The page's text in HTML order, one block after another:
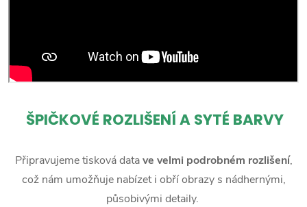
ŠPIČKOVÉ ROZLIŠENÍ A SYTÉ BARVY
Připravujeme tisková datave velmi podrobném rozlišení,
což nám umožňuje nabízet i obří obrazy s nádhernými,
působivými detaily.